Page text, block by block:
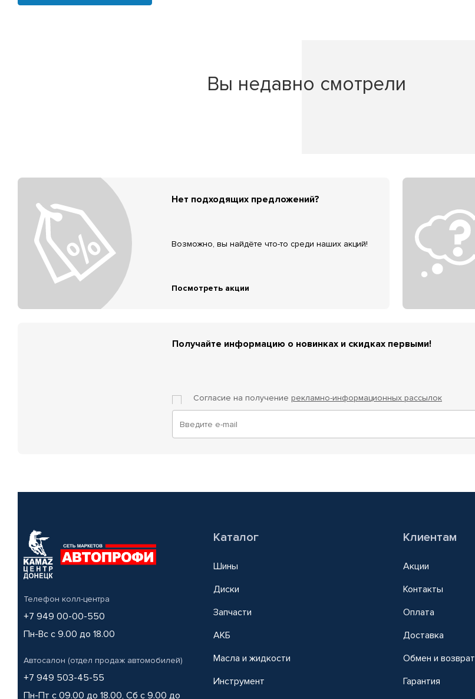
Вы недавно смотрели
Нет подходящих предложений?
Возможно, вы найдёте что-то среди наших акций!
Посмотреть акции
Получайте информацию о новинках и скидках первыми!
Согласие на получение рекламно-информационных рассылок
Телефон колл-центра
+7 949 00-00-550
Пн-Вс с 9.00 до 18.00
Автосалон (отдел продаж автомобилей)
+7 949 503-45-55
Пн-Пт с 09.00 до 18.00, Сб с 9.00 до
Каталог
Шины
Диски
Запчасти
АКБ
Масла и жидкости
Инструмент
Клиентам
Акции
Контакты
Оплата
Доставка
Обмен и возврат
Гарантия